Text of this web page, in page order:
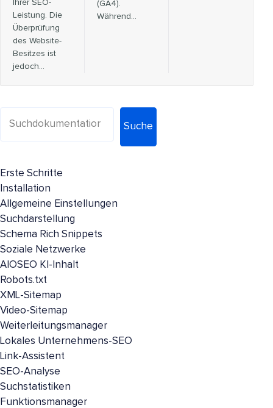
Ihrer SEO-
Leistung. Die
Überprüfung
des Website-
Besitzes ist
jedoch...
(GA4).
Während...
Suche
Erste Schritte
Installation
Allgemeine Einstellungen
Suchdarstellung
Schema Rich Snippets
Soziale Netzwerke
AIOSEO KI-Inhalt
Robots.txt
XML-Sitemap
Video-Sitemap
Weiterleitungsmanager
Lokales Unternehmens-SEO
Link-Assistent
SEO-Analyse
Suchstatistiken
Funktionsmanager